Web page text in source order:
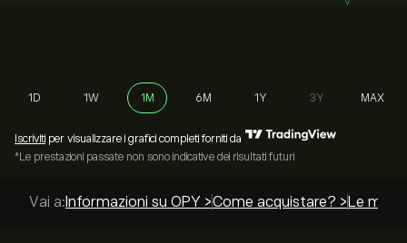
1D 1W 1M 6M 1Y 3Y MAX
Iscriviti per visualizzare i grafici completi forniti da
*Le prestazioni passate non sono indicative dei risultati futuri
Vai a: Informazioni su OPY >Come acquistare? > Le